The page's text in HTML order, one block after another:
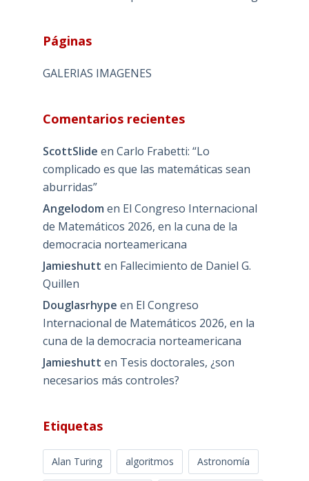
Páginas
GALERIAS IMAGENES
Comentarios recientes
ScottSlide en Carlo Frabetti: “Lo
complicado es que las matemáticas sean
aburridas”
Angelodom en El Congreso Internacional
de Matemáticos 2026, en la cuna de la
democracia norteamericana
Jamieshutt en Fallecimiento de Daniel G.
Quillen
Douglasrhype en El Congreso
Internacional de Matemáticos 2026, en la
cuna de la democracia norteamericana
Jamieshutt en Tesis doctorales, ¿son
necesarios más controles?
Etiquetas
Alan Turing algoritmos Astronomía